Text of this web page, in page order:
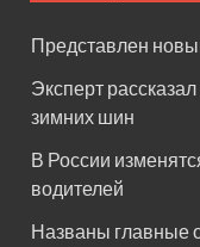
Представлен
Эксперт
зимних шин
В России
водителей
Названы главные